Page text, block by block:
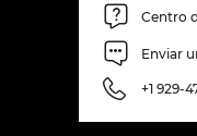
Centro
Enviar
+1 929-